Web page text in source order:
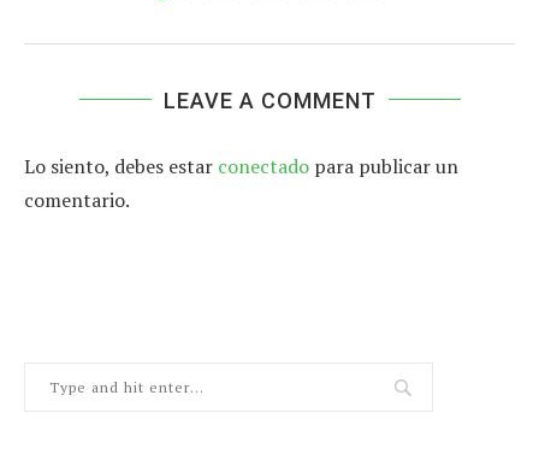
LEAVE A COMMENT
Lo siento, debes estar conectado para publicar un
comentario.